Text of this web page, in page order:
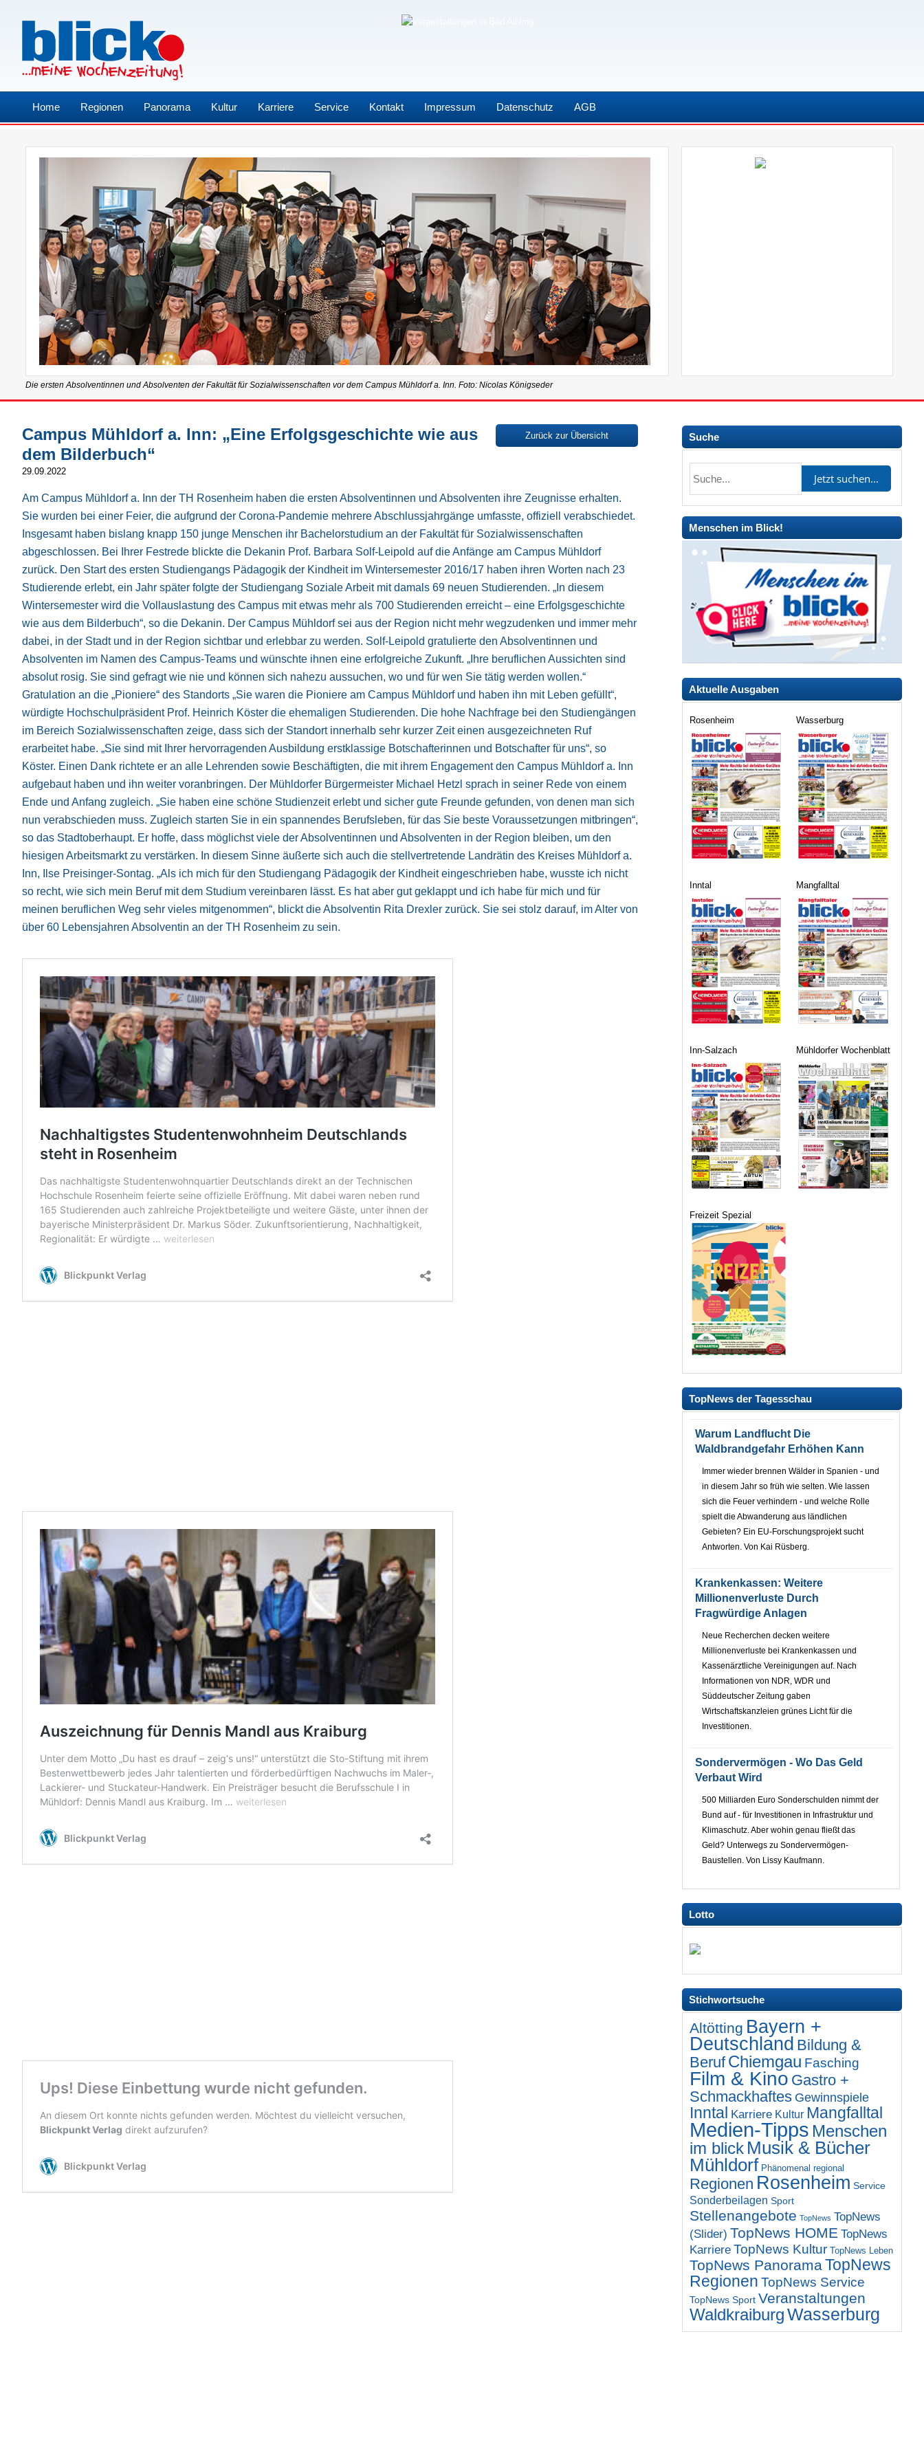
Home Regionen Panorama Kultur Karriere Service Kontakt Impressum Datenschutz AGB
Die ersten Absolventinnen und Absolventen der Fakultät für Sozialwissenschaften vor dem Campus Mühldorf a. Inn. Foto: Nicolas Königseder
Zurück zur Übersicht
Campus Mühldorf a. Inn: „Eine Erfolgsgeschichte wie aus
dem Bilderbuch“
29.09.2022
Am Campus Mühldorf a. Inn der TH Rosenheim haben die ersten Absolventinnen und Absolventen ihre Zeugnisse erhalten.
Sie wurden bei einer Feier, die aufgrund der Corona-Pandemie mehrere Abschlussjahrgänge umfasste, offiziell verabschiedet.
Insgesamt haben bislang knapp 150 junge Menschen ihr Bachelorstudium an der Fakultät für Sozialwissenschaften
abgeschlossen. Bei Ihrer Festrede blickte die Dekanin Prof. Barbara Solf-Leipold auf die Anfänge am Campus Mühldorf
zurück. Den Start des ersten Studiengangs Pädagogik der Kindheit im Wintersemester 2016/17 haben ihren Worten nach 23
Studierende erlebt, ein Jahr später folgte der Studiengang Soziale Arbeit mit damals 69 neuen Studierenden. „In diesem
Wintersemester wird die Vollauslastung des Campus mit etwas mehr als 700 Studierenden erreicht – eine Erfolgsgeschichte
wie aus dem Bilderbuch“, so die Dekanin. Der Campus Mühldorf sei aus der Region nicht mehr wegzudenken und immer mehr
dabei, in der Stadt und in der Region sichtbar und erlebbar zu werden. Solf-Leipold gratulierte den Absolventinnen und
Absolventen im Namen des Campus-Teams und wünschte ihnen eine erfolgreiche Zukunft. „Ihre beruflichen Aussichten sind
absolut rosig. Sie sind gefragt wie nie und können sich nahezu aussuchen, wo und für wen Sie tätig werden wollen.“
Gratulation an die „Pioniere“ des Standorts „Sie waren die Pioniere am Campus Mühldorf und haben ihn mit Leben gefüllt“,
würdigte Hochschulpräsident Prof. Heinrich Köster die ehemaligen Studierenden. Die hohe Nachfrage bei den Studiengängen
im Bereich Sozialwissenschaften zeige, dass sich der Standort innerhalb sehr kurzer Zeit einen ausgezeichneten Ruf
erarbeitet habe. „Sie sind mit Ihrer hervorragenden Ausbildung erstklassige Botschafterinnen und Botschafter für uns“, so
Köster. Einen Dank richtete er an alle Lehrenden sowie Beschäftigten, die mit ihrem Engagement den Campus Mühldorf a. Inn
aufgebaut haben und ihn weiter voranbringen. Der Mühldorfer Bürgermeister Michael Hetzl sprach in seiner Rede von einem
Ende und Anfang zugleich. „Sie haben eine schöne Studienzeit erlebt und sicher gute Freunde gefunden, von denen man sich
nun verabschieden muss. Zugleich starten Sie in ein spannendes Berufsleben, für das Sie beste Voraussetzungen mitbringen“,
so das Stadtoberhaupt. Er hoffe, dass möglichst viele der Absolventinnen und Absolventen in der Region bleiben, um den
hiesigen Arbeitsmarkt zu verstärken. In diesem Sinne äußerte sich auch die stellvertretende Landrätin des Kreises Mühldorf a.
Inn, Ilse Preisinger-Sontag. „Als ich mich für den Studiengang Pädagogik der Kindheit eingeschrieben habe, wusste ich nicht
so recht, wie sich mein Beruf mit dem Studium vereinbaren lässt. Es hat aber gut geklappt und ich habe für mich und für
meinen beruflichen Weg sehr vieles mitgenommen“, blickt die Absolventin Rita Drexler zurück. Sie sei stolz darauf, im Alter von
über 60 Lebensjahren Absolventin an der TH Rosenheim zu sein.
Suche
Menschen im Blick!
Aktuelle Ausgaben
Rosenheim Wasserburg
Inntal Mangfalltal
Inn-Salzach Mühldorfer Wochenblatt
Freizeit Spezial
TopNews der Tagesschau
Warum Landflucht Die
Waldbrandgefahr Erhöhen Kann
Immer wieder brennen Wälder in Spanien - und
in diesem Jahr so früh wie selten. Wie lassen
sich die Feuer verhindern - und welche Rolle
spielt die Abwanderung aus ländlichen
Gebieten? Ein EU-Forschungsprojekt sucht
Antworten. Von Kai Rüsberg.
Krankenkassen: Weitere
Millionenverluste Durch
Fragwürdige Anlagen
Neue Recherchen decken weitere
Millionenverluste bei Krankenkassen und
Kassenärztliche Vereinigungen auf. Nach
Informationen von NDR, WDR und
Süddeutscher Zeitung gaben
Wirtschaftskanzleien grünes Licht für die
Investitionen.
Sondervermögen - Wo Das Geld
Verbaut Wird
500 Milliarden Euro Sonderschulden nimmt der
Bund auf - für Investitionen in Infrastruktur und
Klimaschutz. Aber wohin genau fließt das
Geld? Unterwegs zu Sondervermögen-
Baustellen. Von Lissy Kaufmann.
Lotto
Stichwortsuche
Altötting Bayern +
Deutschland Bildung &
Beruf Chiemgau Fasching
Film & Kino Gastro +
Schmackhaftes Gewinnspiele
Inntal Karriere Kultur Mangfalltal
Medien-Tipps Menschen
im blick Musik & Bücher
Mühldorf Phänomenal regional
Regionen Rosenheim Service
Sonderbeilagen Sport
Stellenangebote TopNews TopNews
(Slider) TopNews HOME TopNews
Karriere TopNews Kultur TopNews Leben
TopNews PanoramaTopNews
Regionen TopNews Service
TopNews Sport Veranstaltungen
WaldkraiburgWasserburg